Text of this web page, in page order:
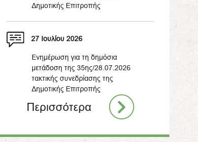
Δημοτικής Επιτροπής
27 Ιουλίου 2026
Ενημέρωση για τη δημόσια
μετάδοση της 35ης/28.07.2026
τακτικής συνεδρίασης της
Δημοτικής Επιτροπής
Περισσότερα